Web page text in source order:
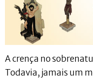
A crença no
Todavia, jamais um